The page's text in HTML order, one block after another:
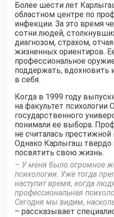
Более шести лет
областном центре по
инфекции. За это время
сотни людей,
диагнозом, страхом,
жизненных ориентиров.
профессиональное
поддержать, вдохновить
в себя.
Когда в 1999 году
на факультет психологии
государственного
понимали ее выбора.
не считалась престижной
Однако Карлыгаш твердо
посвятить свою жизнь.
– У меня было огромное
психологии. Уже тогда
наступит время, когда
профессиональная
Сегодня мы видим,
– рассказывает